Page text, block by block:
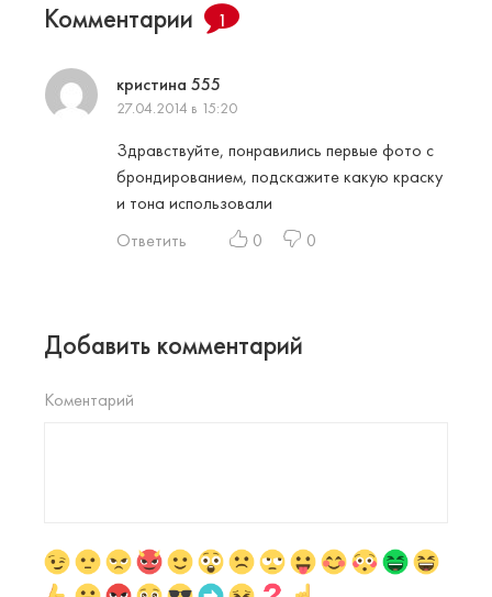
Комментарии 1
кристина 555
27.04.2014 в 15:20
Здравствуйте, понравились первые фото с
брондированием, подскажите какую краску
и тона использовали
Ответить
0 0
Добавить комментарий
Коментарий